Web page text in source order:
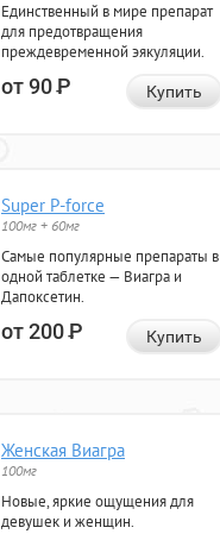
Единственный в мире препарат
для предотвращения
преждевременной эякуляции.
от 90Р Купить
Super P-force
100мг + 60мг
Самые популярные препараты в
одной таблетке — Виагра и
Дапоксетин.
от 200Р Купить
Женская Виагра
100мг
Новые, яркие ощущения для
девушек и женщин.